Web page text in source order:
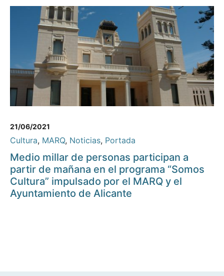
21/06/2021
Cultura, MARQ, Noticias, Portada
Medio millar de personas participan a
partir de mañana en el programa “Somos
Cultura” impulsado por el MARQ y el
Ayuntamiento de Alicante